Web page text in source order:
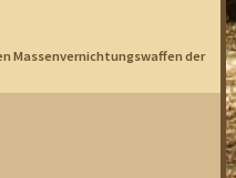
Massenvernichtungswaffen der